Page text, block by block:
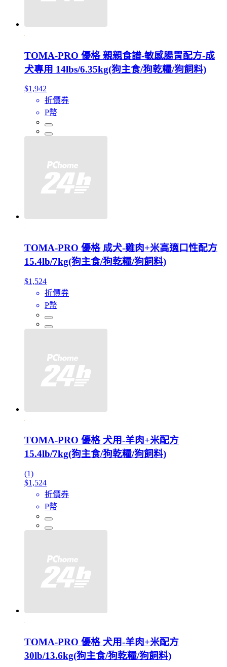
TOMA-PRO 優格 親親食譜-敏感腸胃配方-成
犬專用 14lbs/6.35kg(狗主食/狗乾糧/狗飼料)
$1,942
折價券
P幣
TOMA-PRO 優格 成犬-雞肉+米高適口性配方
15.4lb/7kg(狗主食/狗乾糧/狗飼料)
$1,524
折價券
P幣
TOMA-PRO 優格 犬用-羊肉+米配方
15.4lb/7kg(狗主食/狗乾糧/狗飼料)
(1)
$1,524
折價券
P幣
TOMA-PRO 優格 犬用-羊肉+米配方
30lb/13.6kg(狗主食/狗乾糧/狗飼料)